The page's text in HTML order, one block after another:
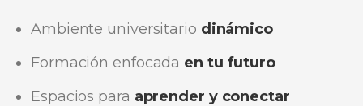
Ambiente universitario dinámico
Formación enfocada en tu futuro
Espacios para aprender y conectar